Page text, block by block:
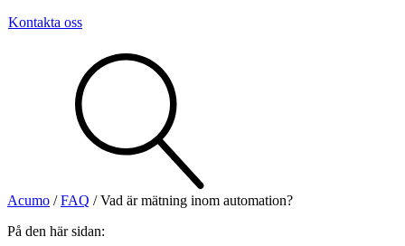
Kontakta oss
Se alla kategorierSe alla produkter Se alla leverantörer
Vi hjälper gärna till!
Acumo /FAQ /Vad är mätning inom automation?
På den här sidan: